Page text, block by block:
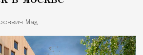
Mag